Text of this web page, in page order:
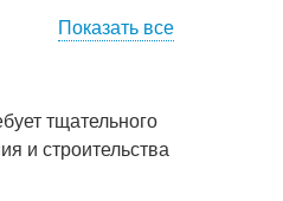
Показать все
тщательного
и строительства